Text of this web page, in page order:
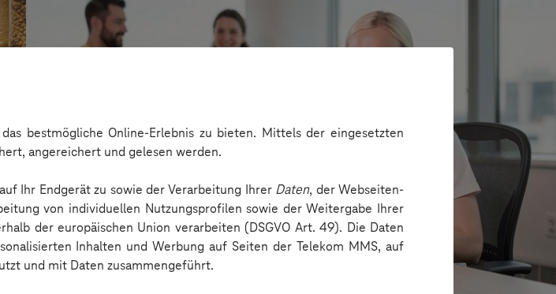
bestmögliche Online-Erlebnis zu bieten. Mittels der eingesetzten
angereichert und gelesen werden.
Ihr Endgerät zu sowie der Verarbeitung Ihrer Daten, der Webseiten-
von individuellen Nutzungsprofilen sowie der Weitergabe Ihrer
der europäischen Union verarbeiten (DSGVO Art. 49). Die Daten
Inhalten und Werbung auf Seiten der Telekom MMS, auf
und mit Daten zusammengeführt.
Kreis Bergstraße
KI für moderne Verwaltung